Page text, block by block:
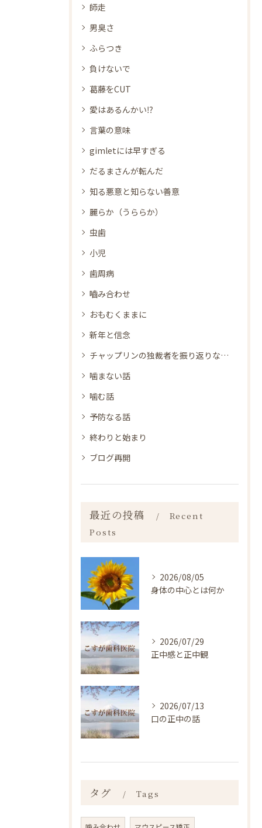
師走
男臭さ
ふらつき
負けないで
葛藤をCUT
愛はあるんかい⁉
言葉の意味
gimletには早すぎる
だるまさんが転んだ
知る悪意と知らない善意
麗らか（うららか）
虫歯
小児
歯周病
嚙み合わせ
おもむくままに
新年と信念
チャップリンの独裁者を振り返りながら
噛まない話
噛む話
予防なる話
終わりと始まり
ブログ再開
最近の投稿
Recent
Posts
2026/08/05
身体の中心とは何か
2026/07/29
正中感と正中観
2026/07/13
口の正中の話
タグ Tags